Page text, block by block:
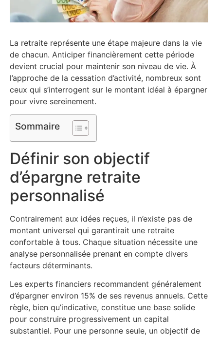
La retraite représente une étape majeure dans la vie
de chacun. Anticiper financièrement cette période
devient crucial pour maintenir son niveau de vie. À
l’approche de la cessation d’activité, nombreux sont
ceux qui s’interrogent sur le montant idéal à épargner
pour vivre sereinement.
Sommaire
Définir son objectif
d’épargne retraite
personnalisé
Contrairement aux idées reçues, il n’existe pas de
montant universel qui garantirait une retraite
confortable à tous. Chaque situation nécessite une
analyse personnalisée prenant en compte divers
facteurs déterminants.
Les experts financiers recommandent généralement
d’épargner environ 15% de ses revenus annuels. Cette
règle, bien qu’indicative, constitue une base solide
pour construire progressivement un capital
substantiel. Pour une personne seule, un objectif de